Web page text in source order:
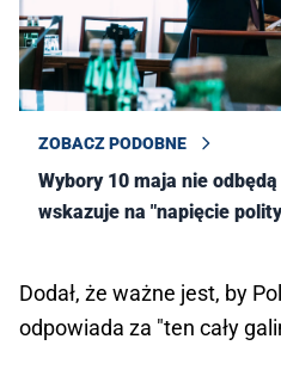
ZOBACZ PODOBNE
Wybory 10 maja nie
wskazuje na "napięcie
Dodał, że ważne jest, by
odpowiada za "ten cały